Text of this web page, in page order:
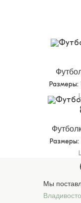
Размеры:
Размеры:
Мы